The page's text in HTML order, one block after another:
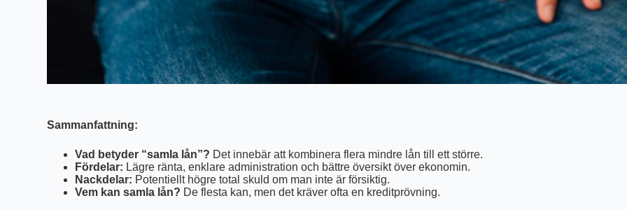
Sammanfattning:
Vad betyder “samla lån”? Det innebär att kombinera flera mindre lån till ett större.
Fördelar: Lägre ränta, enklare administration och bättre översikt över ekonomin.
Nackdelar: Potentiellt högre total skuld om man inte är försiktig.
Vem kan samla lån? De flesta kan, men det kräver ofta en kreditprövning.